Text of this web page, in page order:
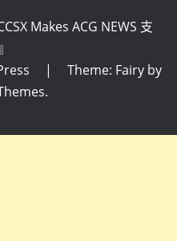
Makes ACG NEWS 支
|
Theme: Fairy by
.